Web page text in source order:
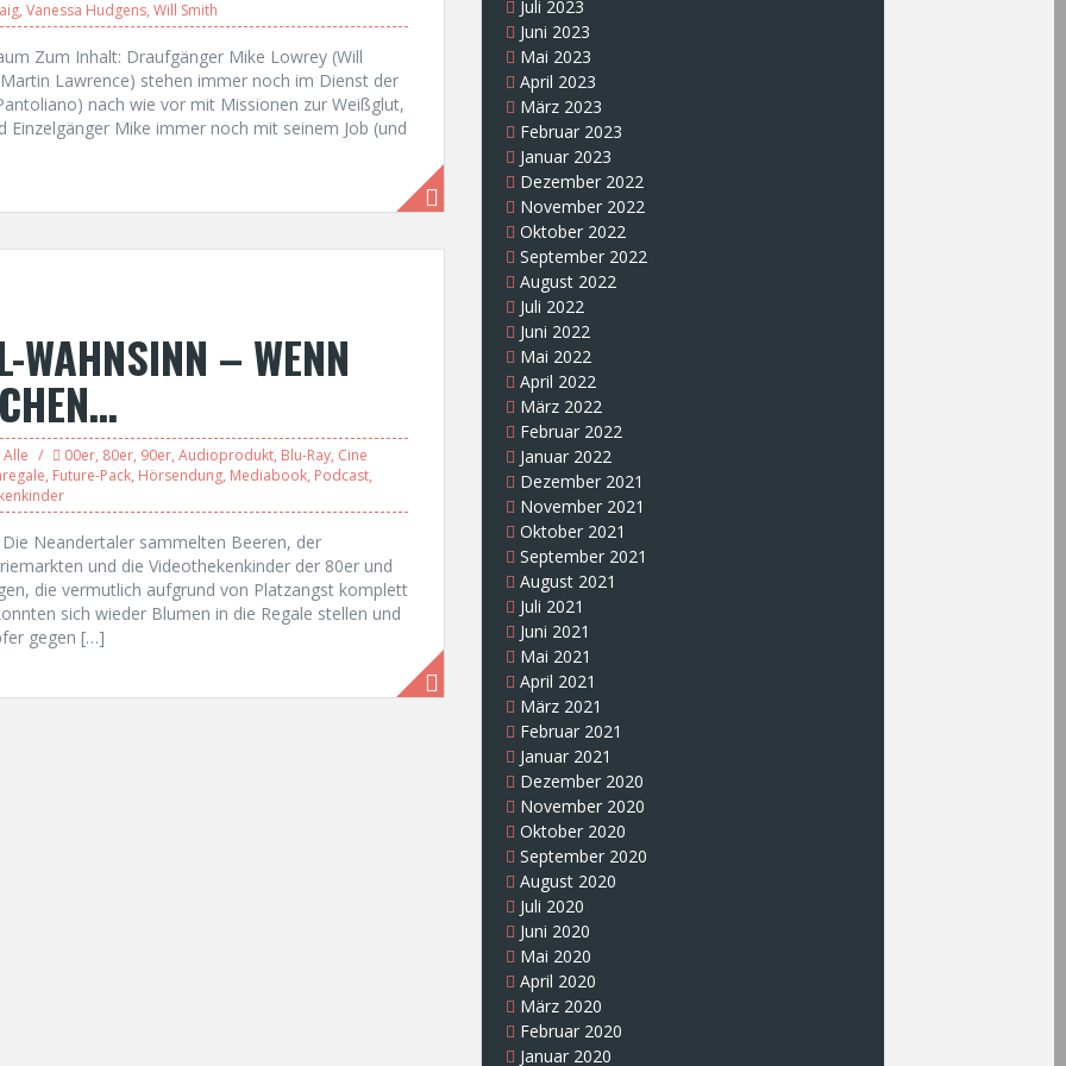
, Vanessa Hudgens, Will Smith
Zum Inhalt: Draufgänger Mike Lowrey (Will
Lawrence) stehen immer noch im Dienst der
nach wie vor mit Missionen zur Weißglut,
Mike immer noch mit seinem Job (und
WAHNSINN – WENN
Alle 00er, 80er, 90er, Audioprodukt, Blu-Ray, Cine
, Future-Pack, Hörsendung, Mediabook, Podcast,
Neandertaler sammelten Beeren, der
und die Videothekenkinder der 80er und
die vermutlich aufgrund von Platzangst komplett
sich wieder Blumen in die Regale stellen und
gegen […]
Juli 2023
Juni 2023
Mai 2023
April 2023
März 2023
Februar 2023
Januar 2023
Dezember 2022
November 2022
Oktober 2022
September 2022
August 2022
Juli 2022
Juni 2022
Mai 2022
April 2022
März 2022
Februar 2022
Januar 2022
Dezember 2021
November 2021
Oktober 2021
September 2021
August 2021
Juli 2021
Juni 2021
Mai 2021
April 2021
März 2021
Februar 2021
Januar 2021
Dezember 2020
November 2020
Oktober 2020
September 2020
August 2020
Juli 2020
Juni 2020
Mai 2020
April 2020
März 2020
Februar 2020
Januar 2020